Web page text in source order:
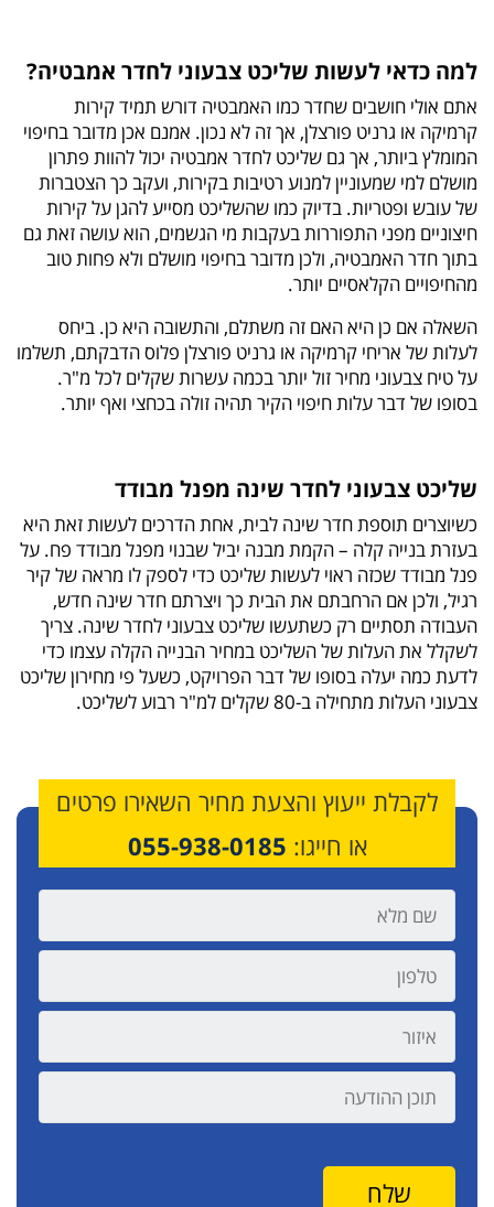
למה כדאי לעשות שליכט צבעוני לחדר אמבטיה?
אתם אולי חושבים שחדר כמו האמבטיה דורש תמיד קירות
קרמיקה או גרניט פורצלן, אך זה לא נכון. אמנם אכן מדובר בחיפוי
המומלץ ביותר, אך גם שליכט לחדר אמבטיה יכול להוות פתרון
מושלם למי שמעוניין למנוע רטיבות בקירות, ועקב כך הצטברות
של עובש ופטריות. בדיוק כמו שהשליכט מסייע להגן על קירות
חיצוניים מפני התפוררות בעקבות מי הגשמים, הוא עושה זאת גם
בתוך חדר האמבטיה, ולכן מדובר בחיפוי מושלם ולא פחות טוב
מהחיפויים הקלאסיים יותר.
השאלה אם כן היא האם זה משתלם, והתשובה היא כן. ביחס
לעלות של אריחי קרמיקה או גרניט פורצלן פלוס הדבקתם, תשלמו
על טיח צבעוני מחיר זול יותר בכמה עשרות שקלים לכל מ"ר.
בסופו של דבר עלות חיפוי הקיר תהיה זולה בכחצי ואף יותר.
שליכט צבעוני לחדר שינה מפנל מבודד
כשיוצרים תוספת חדר שינה לבית, אחת הדרכים לעשות זאת היא
בעזרת בנייה קלה – הקמת מבנה יביל שבנוי מפנל מבודד פח. על
פנל מבודד שכזה ראוי לעשות שליכט כדי לספק לו מראה של קיר
רגיל, ולכן אם הרחבתם את הבית כך ויצרתם חדר שינה חדש,
העבודה תסתיים רק כשתעשו שליכט צבעוני לחדר שינה. צריך
לשקלל את העלות של השליכט במחיר הבנייה הקלה עצמו כדי
לדעת כמה יעלה בסופו של דבר הפרויקט, כשעל פי מחירון שליכט
צבעוני העלות מתחילה ב-80 שקלים למ"ר רבוע לשליכט.
לקבלת ייעוץ והצעת מחיר השאירו פרטים
או חייגו: 055-938-0185